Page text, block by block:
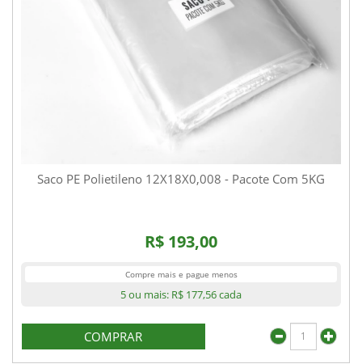
Saco PE Polietileno 12X18X0,008 - Pacote Com 5KG
R$ 193,00
Compre mais e pague menos
5 ou mais: R$ 177,56cada
COMPRAR